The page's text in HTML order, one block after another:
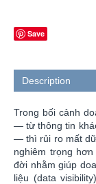
Save
Description
Trong bối cảnh
— từ thông tin
— thì rủi ro mất
nghiêm trọng
đời nhằm giúp
liệu (data